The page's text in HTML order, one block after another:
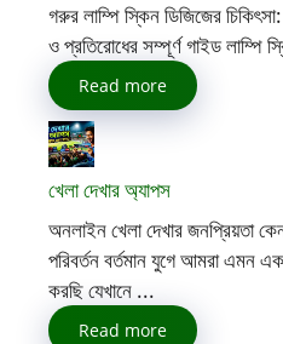
গরুর লাম্পি স্কিন ডিজিজের
ও প্রতিরোধের সম্পূর্ণ গাইড লাম্পি
Read more
খেলা দেখার অ্যাপস
অনলাইন খেলা দেখার জনপ্রিয়তা
পরিবর্তন বর্তমান যুগে আমরা এমন
করছি যেখানে ...
Read more